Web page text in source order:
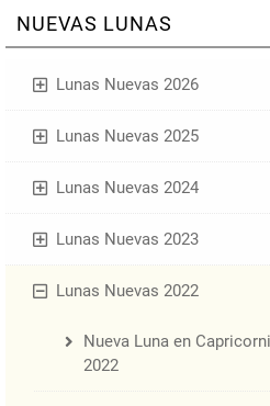
NUEVAS LUNAS
Lunas Nuevas 2026
Lunas Nuevas 2025
Lunas Nuevas 2024
Lunas Nuevas 2023
Lunas Nuevas 2022
Nueva Luna en
2022